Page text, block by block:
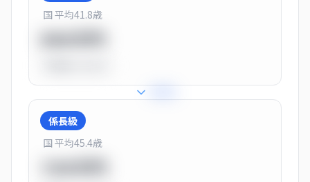
国 平均41.8歳
係長級
国 平均45.4歳